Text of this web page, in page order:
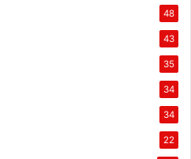
48
43
35
34
34
22